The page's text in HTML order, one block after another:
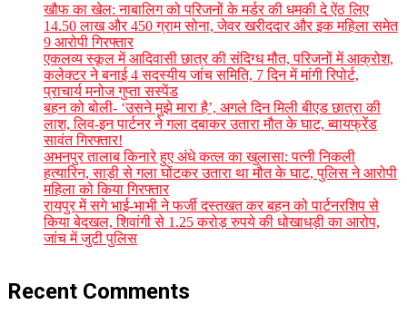
खौफ का खेल: नाबालिग को परिजनों के मर्डर की धमकी दे ऐंठ लिए
14.50 लाख और 450 ग्राम सोना, जेवर खरीददार और इक महिला समेत
9 आरोपी गिरफ्तार
एकलव्य स्कूल में आदिवासी छात्र की संदिग्ध मौत, परिजनों में आक्रोश,
कलेक्टर ने बनाई 4 सदस्यीय जांच समिति, 7 दिन में मांगी रिपोर्ट,
प्राचार्य मनोज गुप्ता सस्पेंड
बहन को बोली- ‘उसने मुझे मारा है’, अगले दिन मिली बीएड छात्रा की
लाश, लिव-इन पार्टनर ने गला दबाकर उतारा मौत के घाट, ब्वायफ्रेंड
सावंत गिरफ्तार!
अभनपुर तालाब किनारे हुए अंधे कत्ल का खुलासा: पत्नी निकली
हत्यारिन, साड़ी से गला घोंटकर उतारा था मौत के घाट, पुलिस ने आरोपी
महिला को किया गिरफ्तार
रायपुर में सगे भाई-भाभी ने फर्जी दस्तखत कर बहन को पार्टनरशिप से
किया बेदखल, शिवांगी से 1.25 करोड़ रुपये की धोखाधड़ी का आरोप,
जांच में जुटी पुलिस
Recent Comments